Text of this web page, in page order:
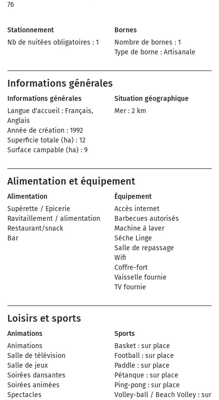
76
Stationnement
Nb de nuitées obligatoires : 1
Bornes
Nombre de bornes : 1
Type de borne : Artisanale
Informations générales
Informations générales
Langue d'accueil : Français,
Anglais
Année de création : 1992
Superficie totale (ha) : 12
Surface campable (ha) : 9
Situation géographique
Mer : 2 km
Alimentation et équipement
Alimentation
Supérette / Epicerie
Ravitaillement / alimentation
Restaurant/snack
Bar
Équipement
Accès internet
Barbecues autorisés
Machine à laver
Sèche Linge
Salle de repassage
Wifi
Coffre-fort
Vaisselle fournie
TV fournie
Loisirs et sports
Animations
Animations
Salle de télévision
Salle de jeux
Soirées dansantes
Soirées animées
Spectacles
Sports
Basket : sur place
Football : sur place
Paddle : sur place
Pétanque : sur place
Ping-pong : sur place
Volley-ball / Beach Volley : sur